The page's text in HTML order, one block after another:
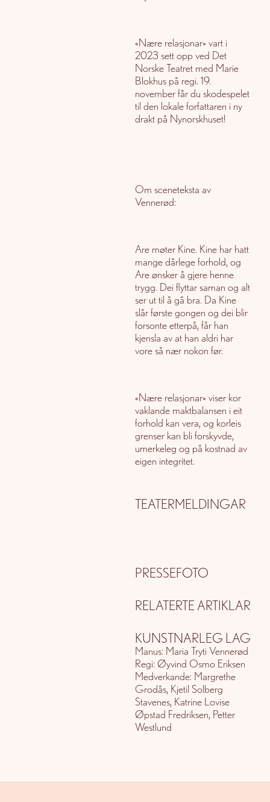
«Nære relasjonar» vart i
2023 sett opp ved Det
Norske Teatret med Marie
Blokhus på regi. 19.
november får du skodespelet
til den lokale forfattaren i ny
drakt på Nynorskhuset!
Om sceneteksta av
Vennerød:
Are møter Kine. Kine har hatt
mange dårlege forhold, og
Are ønsker å gjere henne
trygg. Dei flyttar saman og alt
ser ut til å gå bra. Da Kine
slår første gongen og dei blir
forsonte etterpå, får han
kjensla av at han aldri har
vore så nær nokon før.
«Nære relasjonar» viser kor
vaklande maktbalansen i eit
forhold kan vera, og korleis
grenser kan bli forskyvde,
umerkeleg og på kostnad av
eigen integritet.
TEATERMELDINGAR
PRESSEFOTO
RELATERTE ARTIKLAR
KUNSTNARLEG LAG
Manus: Maria Tryti Vennerød
Regi: Øyvind Osmo Eriksen
Medverkande: Margrethe
Grodås, Kjetil Solberg
Stavenes, Katrine Lovise
Øpstad Fredriksen, Petter
Westlund